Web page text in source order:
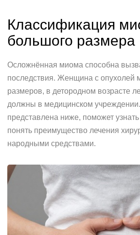
Классификация
большого размера
Осложнённая миома способна
последствия. Женщина с опухолей
размеров, в детородном возрасте
должны в медицинском
представлена ниже, поможет
понять преимущество лечения
народными средствами.